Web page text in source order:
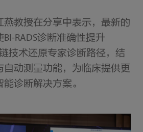
燕教授在分享中表示，最新的
RADS诊断准确性提升
技术还原专家诊断路径，结
自动测量功能，为临床提供更
诊断解决方案。